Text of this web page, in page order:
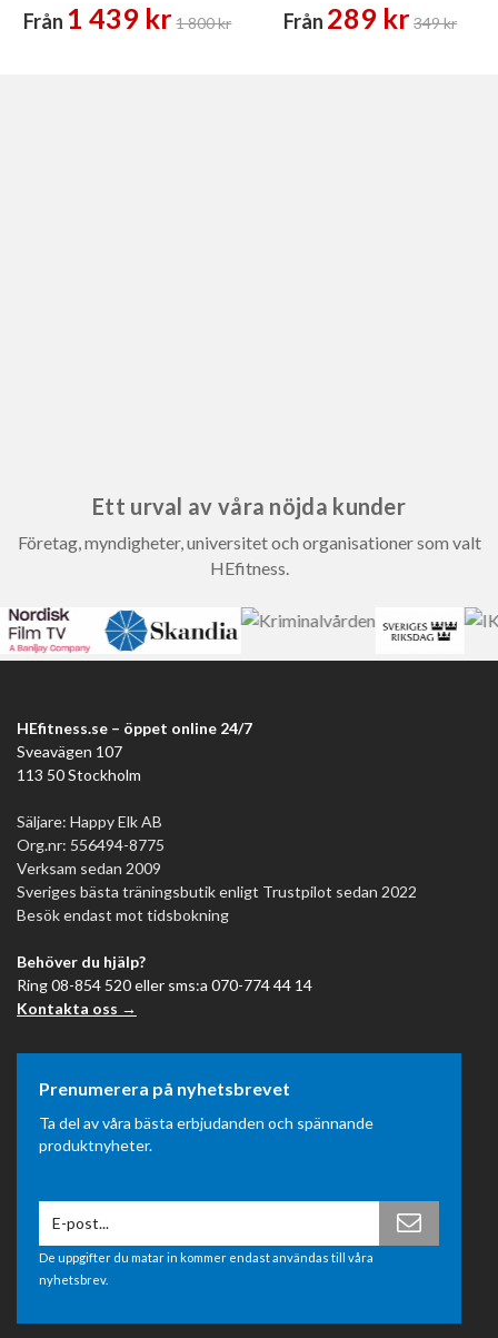
Från 1 439 kr 1 800 kr Från 289 kr349 kr
Ett urval av våra nöjda kunder
Företag, myndigheter, universitet och organisationer som valt
HEfitness.
HEfitness.se – öppet online 24/7
Sveavägen 107
113 50 Stockholm
Säljare: Happy Elk AB
Org.nr: 556494-8775
Verksam sedan 2009
Sveriges bästa träningsbutik enligt Trustpilot sedan 2022
Besök endast mot tidsbokning
Behöver du hjälp?
Ring 08-854 520 eller sms:a 070-774 44 14
Kontakta oss →
Prenumerera på nyhetsbrevet
Ta del av våra bästa erbjudanden och spännande
produktnyheter.
De uppgifter du matar in kommer endast användas till våra
nyhetsbrev.